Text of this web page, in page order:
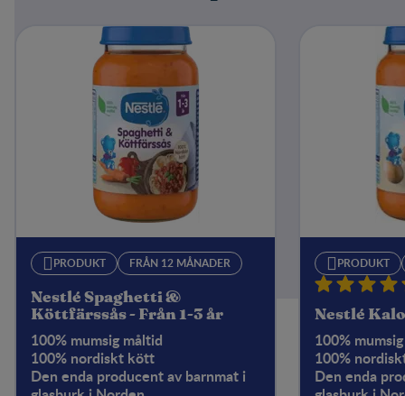
PRODUKT FRÅN 12 MÅNADER
Nestlé Spaghetti &
Köttfärssås - Från 1-3 år
100% mumsig måltid
100% nordiskt kött
Den enda producent av barnmat i
PRODUKT
Nestlé
100%
100%
Den enda